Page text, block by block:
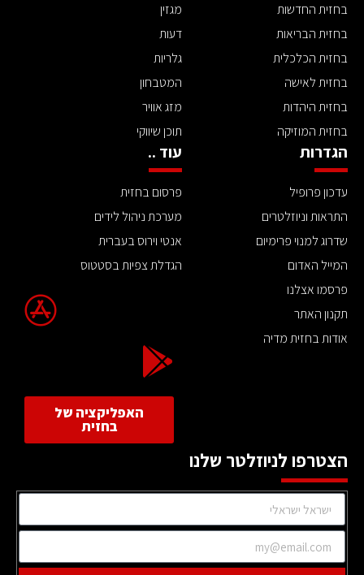
בחזית החדשות
בחזית הבריאות
בחזית הכלכלית
בחזית לאישה
בחזית היהדות
בחזית המוזיקה
מגזין
דעות
גלריות
המטבחון
מזג אוויר
תוכן שיווקי
הגדרות
עדכון פרופיל
התראות וניוזלטרים
שדרוג למנוי פרימיום
המייל האדום
פרסמו אצלנו
תקנון האתר
אודות בחזית מדיה
עוד ..
פרסום בחזית
מערכת ניהול לידים
אנטי וירוס בעברית
הגדלת צפיות בסטטוס
האפליקציה של
בחזית
הצטרפו לניוזלטר שלנו